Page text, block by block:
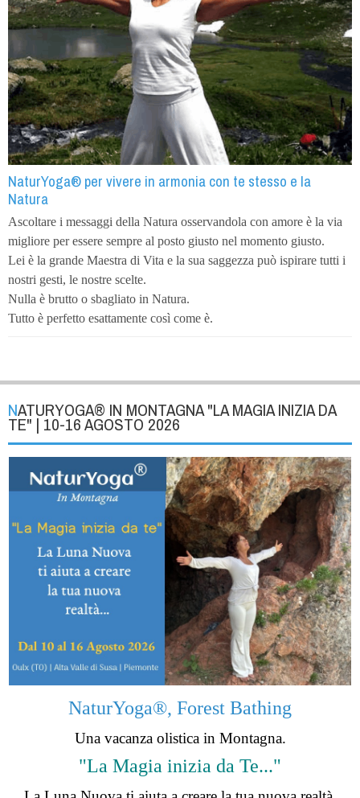
NaturYoga® per vivere in armonia con te stesso e la
Natura
Ascoltare i messaggi della Natura osservandola con amore è la via
migliore per essere sempre al posto giusto nel momento giusto.
Lei è la grande Maestra di Vita e la sua saggezza può ispirare tutti i
nostri gesti, le nostre scelte.
Nulla è brutto o sbagliato in Natura.
Tutto è perfetto esattamente così come è.
NATURYOGA® IN MONTAGNA "LA MAGIA INIZIA DA
TE" | 10-16 AGOSTO 2026
NaturYoga®, Forest Bathing
Una vacanza olistica in Montagna.
"La Magia inizia da Te..."